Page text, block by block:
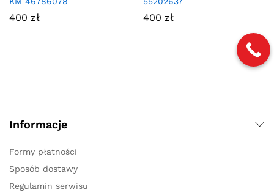
400 zł 400 zł
Informacje
Formy płatności
Sposób dostawy
Regulamin serwisu